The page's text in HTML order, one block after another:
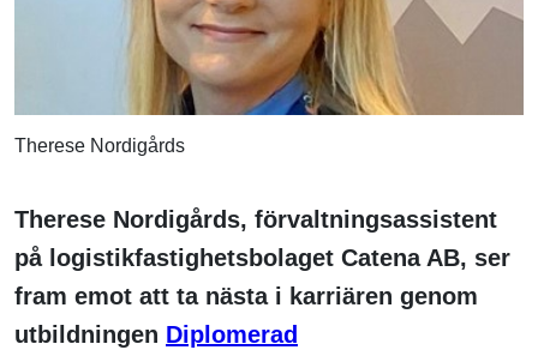
Therese Nordigårds
Therese Nordigårds, förvaltningsassistent
på logistikfastighetsbolaget Catena AB, ser
fram emot att ta nästa i karriären genom
utbildningen Diplomerad